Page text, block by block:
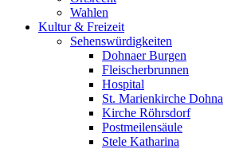
Wahlen
Kultur & Freizeit
Sehenswürdigkeiten
Dohnaer Burgen
Fleischerbrunnen
Hospital
St. Marienkirche Dohna
Kirche Röhrsdorf
Postmeilensäule
Stele Katharina